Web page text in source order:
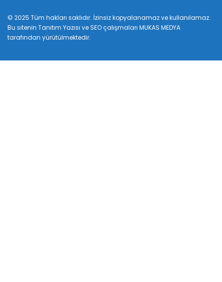
© 2025 Tüm hakları saklıdır. İzinsiz kopyalanamaz ve kullanılamaz.
Bu sitenin Tanıtım Yazısı ve SEO çalışmaları MUKAS MEDYA
tarafından yürütülmektedir.